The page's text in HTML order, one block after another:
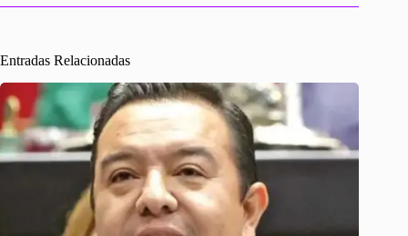
Entradas Relacionadas